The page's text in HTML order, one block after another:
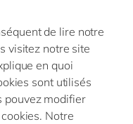
de lire notre
visitez notre site
en quoi
sont utilisés
pouvez modifier
Notre